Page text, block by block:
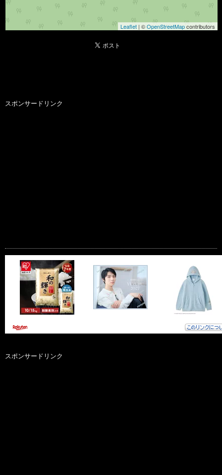
Leaflet | ©OpenStreetMapcontributors
スポンサードリンク
スポンサードリンク